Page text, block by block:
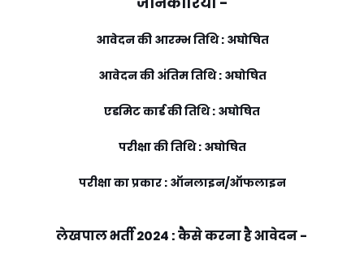
आवेदन की आरम्भ तिथि : अघोषित
आवेदन की अंतिम तिथि : अघोषित
एडमिट कार्ड की तिथि : अघोषित
परीक्षा की तिथि : अघोषित
परीक्षा का प्रकार : ऑनलाइन/ऑफलाइन
लेखपाल भर्ती 2024 :कैसे करना है आवेदन -